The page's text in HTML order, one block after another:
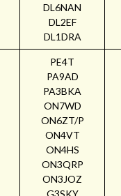
DL6NAN
DL2EF
DL1DRA
PE4T
PA9AD
PA3BKA
ON7WD
ON6ZT/P
ON4VT
ON4HS
ON3QRP
ON3JOZ